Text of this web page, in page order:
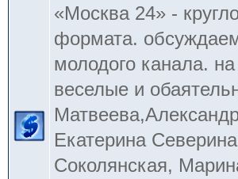
«Москва 24» -
формата.
молодого канала.
веселые и
Екатерина
Соколянская,